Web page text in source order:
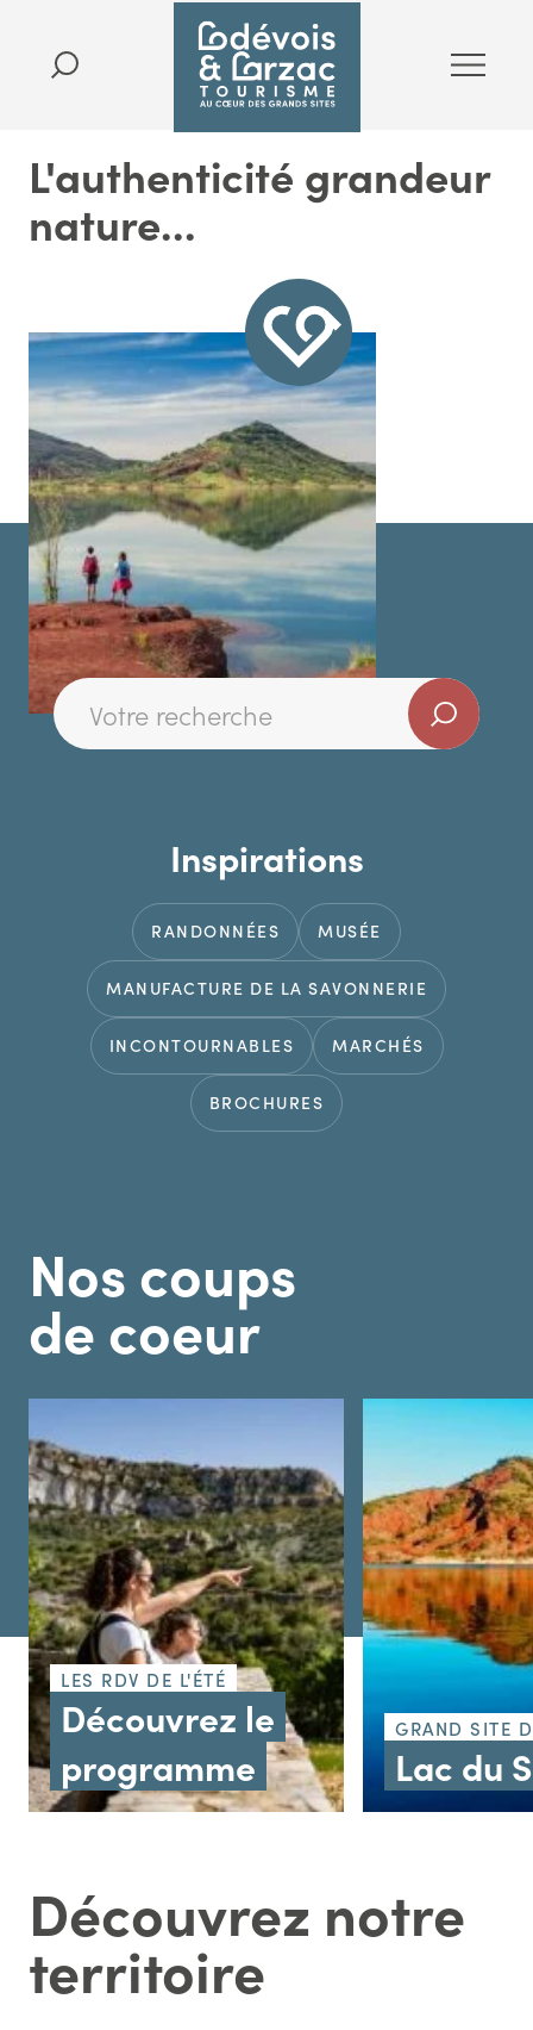
L'authenticité grandeur
nature...
Inspirations
RANDONNÉES MUSÉE
MANUFACTURE DE LA SAVONNERIE
INCONTOURNABLES MARCHÉS
BROCHURES
Nos coups
de coeur
LES RDV DE L'ÉTÉ
Découvrez le
programme
GRAND SITE
Lac du
Découvrez notre
territoire